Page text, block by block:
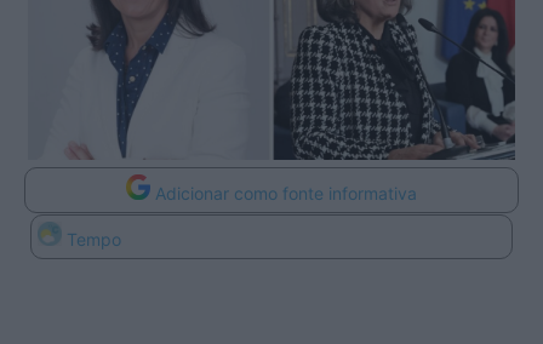
Adicionar como fonte informativa
Tempo